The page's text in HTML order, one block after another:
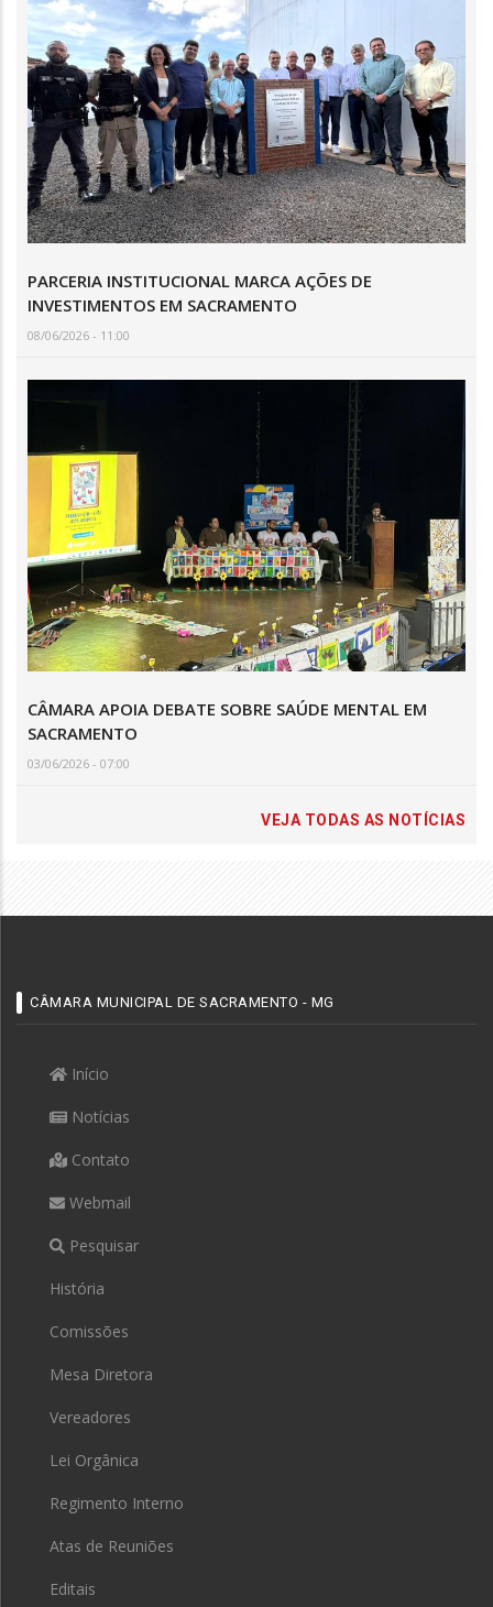
PARCERIA INSTITUCIONAL MARCA AÇÕES DE
INVESTIMENTOS EM SACRAMENTO
08/06/2026 - 11:00
CÂMARA APOIA DEBATE SOBRE SAÚDE MENTAL EM
SACRAMENTO
03/06/2026 - 07:00
VEJA TODAS AS NOTÍCIAS
CÂMARA MUNICIPAL DE SACRAMENTO - MG
Início
Notícias
Contato
Webmail
Pesquisar
História
Comissões
Mesa Diretora
Vereadores
Lei Orgânica
Regimento Interno
Atas de Reuniões
Editais